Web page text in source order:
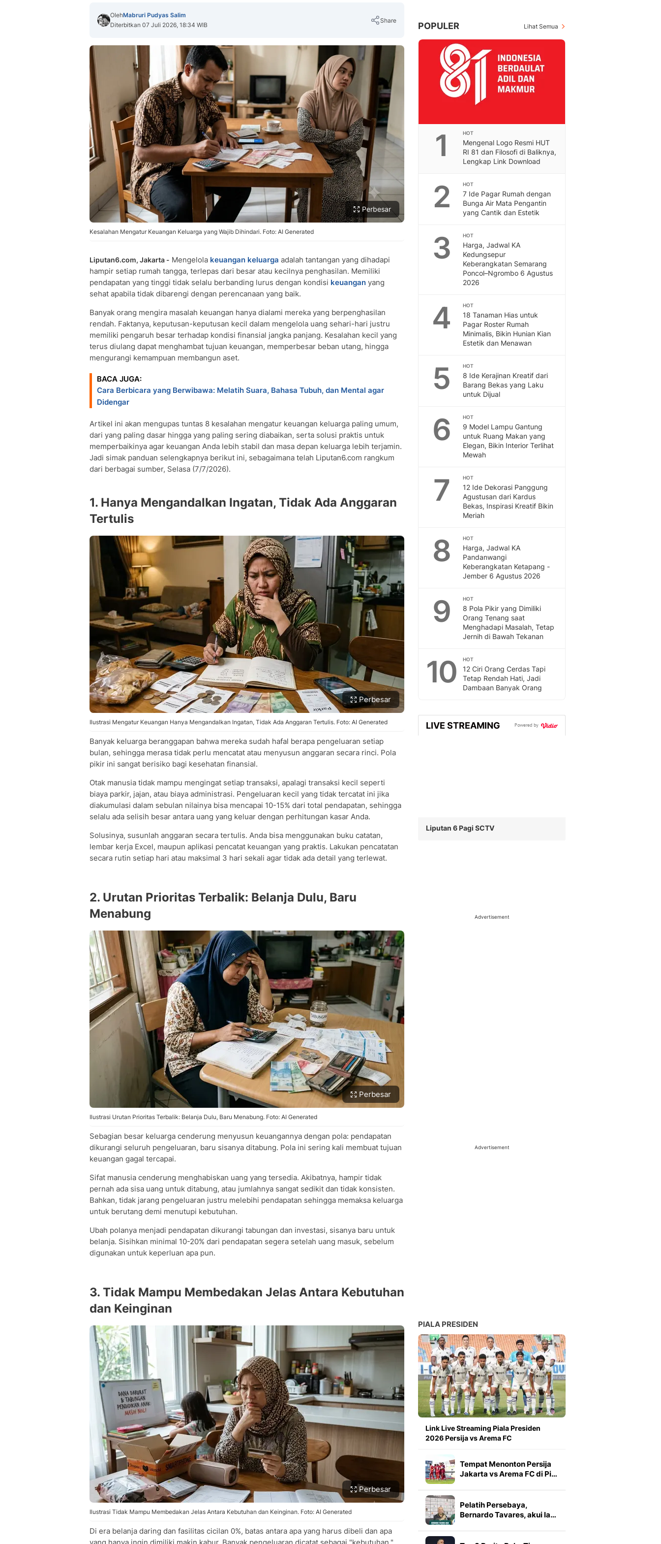
OlehMabruri Pudyas Salim
Diterbitkan 07 Juli 2026, 18:34 WIB
Share
Copy Link
Perbesar
Kesalahan Mengatur Keuangan Keluarga yang Wajib Dihindari. Foto: AI Generated
Liputan6.com, Jakarta - Mengelola keuangan keluarga adalah tantangan yang dihadapi
hampir setiap rumah tangga, terlepas dari besar atau kecilnya penghasilan. Memiliki
pendapatan yang tinggi tidak selalu berbanding lurus dengan kondisi keuangan yang
sehat apabila tidak dibarengi dengan perencanaan yang baik.
Banyak orang mengira masalah keuangan hanya dialami mereka yang berpenghasilan
rendah. Faktanya, keputusan-keputusan kecil dalam mengelola uang sehari-hari justru
memiliki pengaruh besar terhadap kondisi finansial jangka panjang. Kesalahan kecil yang
terus diulang dapat menghambat tujuan keuangan, memperbesar beban utang, hingga
mengurangi kemampuan membangun aset.
BACA JUGA:
Cara Berbicara yang Berwibawa: Melatih Suara, Bahasa Tubuh, dan Mental agar
Didengar
Artikel ini akan mengupas tuntas 8 kesalahan mengatur keuangan keluarga paling umum,
dari yang paling dasar hingga yang paling sering diabaikan, serta solusi praktis untuk
memperbaikinya agar keuangan Anda lebih stabil dan masa depan keluarga lebih terjamin.
Jadi simak panduan selengkapnya berikut ini, sebagaimana telah Liputan6.com rangkum
dari berbagai sumber, Selasa (7/7/2026).
1. Hanya Mengandalkan Ingatan, Tidak Ada Anggaran
Tertulis
Perbesar
Ilustrasi Mengatur Keuangan Hanya Mengandalkan Ingatan, Tidak Ada Anggaran Tertulis. Foto: AI Generated
Banyak keluarga beranggapan bahwa mereka sudah hafal berapa pengeluaran setiap
bulan, sehingga merasa tidak perlu mencatat atau menyusun anggaran secara rinci. Pola
pikir ini sangat berisiko bagi kesehatan finansial.
Otak manusia tidak mampu mengingat setiap transaksi, apalagi transaksi kecil seperti
biaya parkir, jajan, atau biaya administrasi. Pengeluaran kecil yang tidak tercatat ini jika
diakumulasi dalam sebulan nilainya bisa mencapai 10-15% dari total pendapatan, sehingga
selalu ada selisih besar antara uang yang keluar dengan perhitungan kasar Anda.
Solusinya, susunlah anggaran secara tertulis. Anda bisa menggunakan buku catatan,
lembar kerja Excel, maupun aplikasi pencatat keuangan yang praktis. Lakukan pencatatan
secara rutin setiap hari atau maksimal 3 hari sekali agar tidak ada detail yang terlewat.
2. Urutan Prioritas Terbalik: Belanja Dulu, Baru
Menabung
Perbesar
Ilustrasi Urutan Prioritas Terbalik: Belanja Dulu, Baru Menabung. Foto: AI Generated
Sebagian besar keluarga cenderung menyusun keuangannya dengan pola: pendapatan
dikurangi seluruh pengeluaran, baru sisanya ditabung. Pola ini sering kali membuat tujuan
keuangan gagal tercapai.
Sifat manusia cenderung menghabiskan uang yang tersedia. Akibatnya, hampir tidak
pernah ada sisa uang untuk ditabung, atau jumlahnya sangat sedikit dan tidak konsisten.
Bahkan, tidak jarang pengeluaran justru melebihi pendapatan sehingga memaksa keluarga
untuk berutang demi menutupi kebutuhan.
Ubah polanya menjadi pendapatan dikurangi tabungan dan investasi, sisanya baru untuk
belanja. Sisihkan minimal 10-20% dari pendapatan segera setelah uang masuk, sebelum
digunakan untuk keperluan apa pun.
3. Tidak Mampu Membedakan Jelas Antara Kebutuhan
dan Keinginan
Perbesar
Ilustrasi Tidak Mampu Membedakan Jelas Antara Kebutuhan dan Keinginan. Foto: AI Generated
Di era belanja daring dan fasilitas cicilan 0%, batas antara apa yang harus dibeli dan apa
POPULER Lihat Semua
1 HOT
Mengenal Logo Resmi HUT
RI 81 dan Filosofi di Baliknya,
Lengkap Link Download
2 HOT
7 Ide Pagar Rumah dengan
Bunga Air Mata Pengantin
yang Cantik dan Estetik
3 HOT
Harga, Jadwal KA
Kedungsepur
Keberangkatan Semarang
Poncol–Ngrombo 6 Agustus
2026
4 HOT
18 Tanaman Hias untuk
Pagar Roster Rumah
Minimalis, Bikin Hunian Kian
Estetik dan Menawan
5 HOT
8 Ide Kerajinan Kreatif dari
Barang Bekas yang Laku
untuk Dijual
6 HOT
9 Model Lampu Gantung
untuk Ruang Makan yang
Elegan, Bikin Interior Terlihat
Mewah
7 HOT
12 Ide Dekorasi Panggung
Agustusan dari Kardus
Bekas, Inspirasi Kreatif Bikin
Meriah
8 HOT
Harga, Jadwal KA
Pandanwangi
Keberangkatan Ketapang -
Jember 6 Agustus 2026
9 HOT
8 Pola Pikir yang Dimiliki
Orang Tenang saat
Menghadapi Masalah, Tetap
Jernih di Bawah Tekanan
10 HOT
12 Ciri Orang Cerdas Tapi
Tetap Rendah Hati, Jadi
Dambaan Banyak Orang
LIVE STREAMING Powered by
Liputan 6 Pagi SCTV
Advertisement
Advertisement
PIALA PRESIDEN
Link Live Streaming Piala Presiden
2026 Persija vs Arema FC
Tempat Menonton Persija
Jakarta vs Arema FC di Pi…
Pelatih Persebaya,
Bernardo Tavares, akui la…